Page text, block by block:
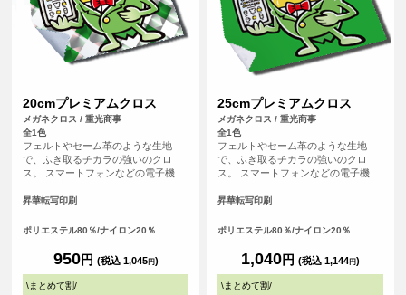
20cmプレミアムクロス
メガネクロス / 重光商事
全1色
フェルトやセーム革のような生地
で、ふき取るチカラの強いのクロ
ス。 スマートフォンなどの電子機器
すすめです。
昇華転写印刷
ポリエステル80％/ナイロン20％
950円 (税込 1,045円)
\まとめて割/
25cmプレミアムクロス
メガネクロス / 重光商事
全1色
フェルトやセーム革のような生地
で、ふき取るチカラの強いのクロ
ス。 スマートフォンなどの電子機器
すすめです。
昇華転写印刷
ポリエステル80％/ナイロン20％
1,040円 (税込 1,144円)
\まとめて割/